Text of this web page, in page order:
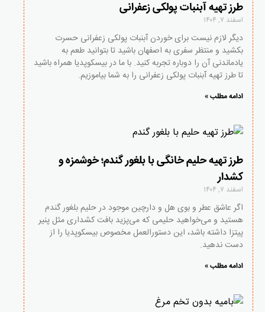
طرز تهیه آبنبات پولکی زعفرانی
اسفند ۷, ۱۴۰۴
دیگر لازم نیست برای خوردن آبنبات پولکی زعفرانی حسرت
بکشید و منتظر سفری به اصفهان باشید تا بتوانید طعم به
یادماندنی آن را دوباره تجربه کنید. با ما در بیسکوپدیا همراه باشید
تا طرز تهیه آبنبات پولکی زعفرانی را به شما بیاموزیم.
ادامه مطلب »
طرز تهیه حلیم خانگی با بلغور گندم؛ خوشمزه و
کشدار
اسفند ۷, ۱۴۰۴
اگر عاشق عطر و بوی هل و دارچین موجود در حلیم بلغور گندم
هستید و می‌خواهید حلیمی که می‌پزید بافت کشداری مثل پنیر
پیتزا داشته باشد، این دستورالعمل مخصوص بیسکوپدیا را از
دست ندهید.
ادامه مطلب »